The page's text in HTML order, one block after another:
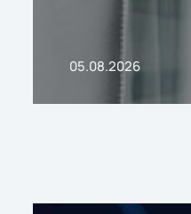
05.08.2026